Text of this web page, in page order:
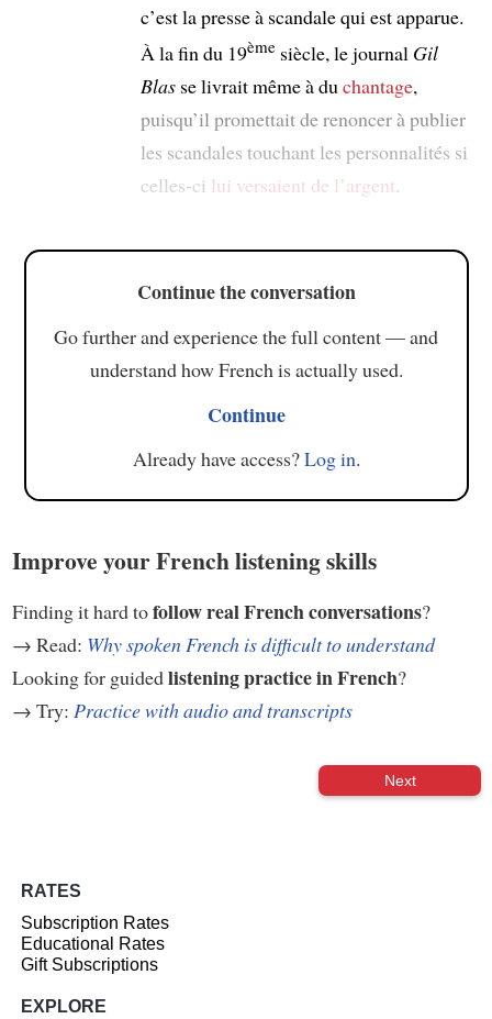
c’est la presse à scandale qui est apparue.
À la fin du 19èmesiècle, le journal Gil
Blasse livrait même à du chantage,
puisqu’il promettait de renoncer à publier
les scandales touchant les personnalités si
celles-ci lui versaient de l’argent.
Continue the conversation
Go further and experience the full content — and
understand how French is actually used.
Continue
Already have access?Log in.
Improve your French listening skills
Finding it hard tofollow real French conversations?
→ Read: Why spoken French is difficult to understand
Looking for guidedlistening practice in French?
→ Try: Practice with audio and transcripts
Next
RATES
Subscription Rates
Educational Rates
Gift Subscriptions
EXPLORE